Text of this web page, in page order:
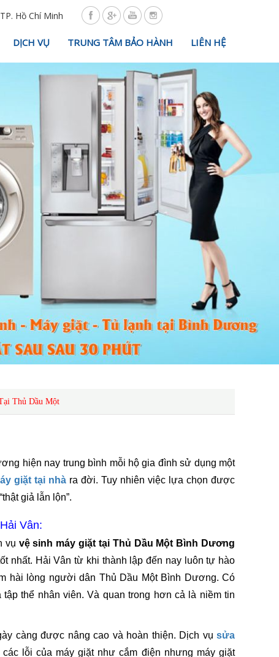
Hồ Chí Minh
DỊCH VỤ TRUNG TÂM BẢO HÀNH LIÊN HỆ
Thủ Dầu Một
hiện nay trung bình mỗi hộ gia đình sử dụng một
giặt tại nhà ra đời. Tuy nhiên việc lựa chọn được
giả lẫn lộn”.
Vân:
vụ vệ sinh máy giặt tại Thủ Dầu Một Bình Dương
nhất. Hải Vân từ khi thành lập đến nay luôn tự hào
hài lòng người dân Thủ Dầu Một Bình Dương. Có
thể nhân viên. Và quan trong hơn cả là niềm tin
càng được nâng cao và hoàn thiện. Dịch vụ sửa
lỗi của máy giặt như cắm điện nhưng máy giặt